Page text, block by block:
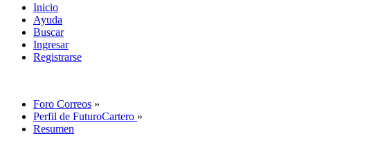
Inicio
Ayuda
Buscar
Ingresar
Registrarse
Foro Correos »
Perfil de FuturoCartero »
Resumen